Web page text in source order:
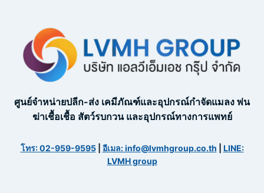
ศูนย์จำหน่ายปลีก-ส่ง เคมีภัณฑ์และอุปกรณ์กำจัดแมลง พ่น
ฆ่าเชื้อเชื้อ สัตว์รบกวน และอุปกรณ์ทางการแพทย์
โทร: 02-959-9595| อีเมล: info@lvmhgroup.co.th
LINE:
LVMH group